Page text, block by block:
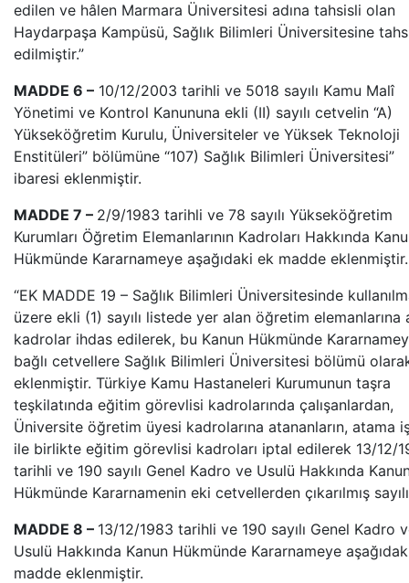
edilen ve hâlen Marmara Üniversitesi adına tahsisli olan
Haydarpaşa Kampüsü, Sağlık Bilimleri Üniversitesine
edilmiştir.”
MADDE 6 – 10/12/2003 tarihli ve 5018 sayılı Kamu Malî
Yönetimi ve Kontrol Kanununa ekli (II) sayılı cetvelin “A)
Yükseköğretim Kurulu, Üniversiteler ve Yüksek Teknoloji
Enstitüleri” bölümüne “107) Sağlık Bilimleri Üniversitesi”
ibaresi eklenmiştir.
MADDE 7 – 2/9/1983 tarihli ve 78 sayılı Yükseköğretim
Kurumları Öğretim Elemanlarının Kadroları Hakkında
Hükmünde Kararnameye aşağıdaki ek madde eklenmiştir.
“EK MADDE 19 – Sağlık Bilimleri Üniversitesinde
üzere ekli (1) sayılı listede yer alan öğretim elemanlarına
kadrolar ihdas edilerek, bu Kanun Hükmünde
bağlı cetvellere Sağlık Bilimleri Üniversitesi bölümü
eklenmiştir. Türkiye Kamu Hastaneleri Kurumunun taşra
teşkilatında eğitim görevlisi kadrolarında çalışanlardan,
Üniversite öğretim üyesi kadrolarına atananların, atama
ile birlikte eğitim görevlisi kadroları iptal edilerek 13/12/
tarihli ve 190 sayılı Genel Kadro ve Usulü Hakkında
Hükmünde Kararnamenin eki cetvellerden çıkarılmış
MADDE 8 – 13/12/1983 tarihli ve 190 sayılı Genel Kadro
Usulü Hakkında Kanun Hükmünde Kararnameye
madde eklenmiştir.